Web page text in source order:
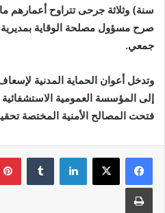
صرح مسؤول مصلحة الوقاية بمديرية
جمعي.
وتدخل أعوان الحماية المدنية
إلى المؤسسة العمومية
فتحت المصالح الأمنية المختصة
لينكدإن
طباعة